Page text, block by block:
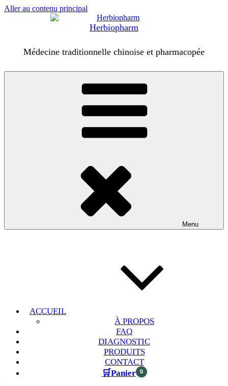
Aller au contenu principal
Herbiopharm
Médecine traditionnelle chinoise et pharmacopée
Menu
ACCUEIL
À PROPOS
FAQ
DIAGNOSTIC
PRODUITS
CONTACT
🛒Panier 0